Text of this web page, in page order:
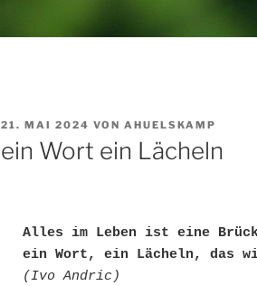
VERÖFFENTLICHT
AM
21. MAI 2024 VON AHUELSKAMP
ein Wort ein Lächeln
Alles im Leben ist eine
ein Wort, ein Lächeln, das
(Ivo Andric)